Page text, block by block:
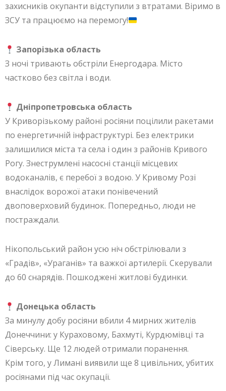
захисників окупанти відступили з втратами. Віримо в
ЗСУ та працюємо на перемогу!
Запорізька область
З ночі тривають обстріли Енергодара. Місто
частково без світла і води.
Дніпропетровська область
У Криворізькому районі росіяни поцілили ракетами
по енергетичній інфраструктурі. Без електрики
залишилися міста та села і один з районів Кривого
Рогу. Знеструмлені насосні станції місцевих
водоканалів, є перебої з водою. У Кривому Розі
внаслідок ворожої атаки понівечений
двоповерховий будинок. Попередньо, люди не
постраждали.
Нікопольський район усю ніч обстрілювали з
«Градів», «Ураганів» та важкої артилерії. Скерували
до 60 снарядів. Пошкоджені житлові будинки.
Донецька область
За минулу добу росіяни вбили 4 мирних жителів
Донеччини: у Кураховому, Бахмуті, Курдюмівці та
Сіверську. Ще 12 людей отримали поранення.
Крім того, у Лимані виявили ще 8 цивільних, убитих
росіянами під час окупації.